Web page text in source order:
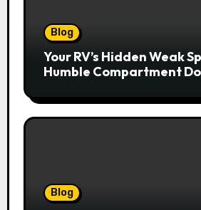
Blog
Your RV’s Hidden Weak
Humble Compartment
Blog